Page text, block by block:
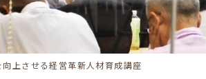
向上させる経営革新人材育成講座